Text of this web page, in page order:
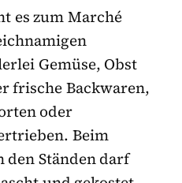
es zum Marché
Gemüse, Obst
frische Backwaren,
oder
Beim
den Ständen darf